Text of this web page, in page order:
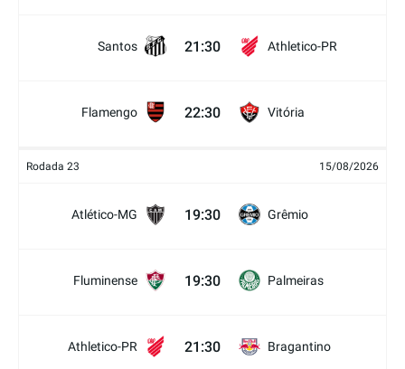
Santos 21:30 Athletico-PR
Flamengo 22:30 Vitória
Rodada 23 15/08/2026
Atlético-MG 19:30 Grêmio
Fluminense 19:30 Palmeiras
Athletico-PR 21:30 Bragantino